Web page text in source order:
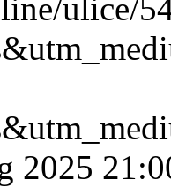
ulice/
2025